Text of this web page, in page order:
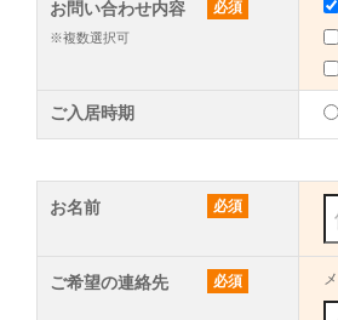
お問い合わせ内容 必須
※複数選択可
ご入居時期
お名前 必須
ご希望の連絡先 必須